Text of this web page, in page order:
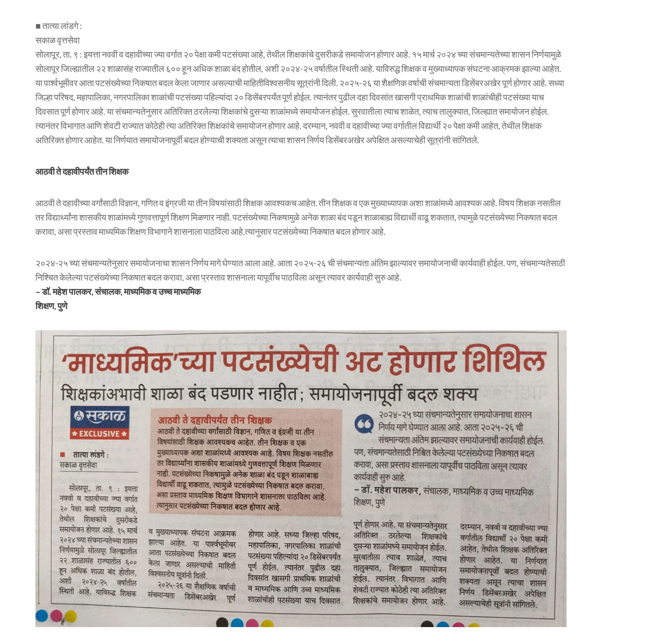
■ तात्या लांडगे :
सकाळ वृत्तसेवा
सोलापूर, ता. ९ : इयत्ता नववी व दहावीच्या ज्या वर्गात २० पेक्षा कमी पटसंख्या आहे, तेथील शिक्षकांचे दुसरीकडे समायोजन होणार आहे. १५ मार्च २०२४ च्या संचमान्यतेच्या शासन निर्णयामुळे
सोलापूर जिल्ह्यातील २२ शाळासंह राज्यातील ६०० हून अधिक शाळा बंद होतील, अशी २०२४-२५ वर्षातील स्थिती आहे. याविरुद्ध शिक्षक व मुख्याध्यापक संघटना आक्रमक झाल्या आहेत.
या पार्श्वभूमीवर आता पटसंख्येच्या निकषात बदल केला जाणार असल्याची माहितीविश्वसनीय सूत्रांनी दिली. २०२५-२६ या शैक्षणिक वर्षाची संचमान्यता डिसेंबरअखेर पूर्ण होणार आहे. सध्या
जिल्हा परिषद, महापालिका, नगरपालिका शाळांची पटसंख्या पहिल्यांदा २० डिसेंबरपर्यंत पूर्ण होईल. त्यानंतर पुढील दहा दिवसांत खासगी प्राथमिक शाळांची शाळांचीही पटसंख्या याच
दिवसात पूर्ण होणार आहे. या संचमान्यतेनुसार अतिरिक्त ठरलेल्या शिक्षकांचे दुसऱ्या शाळांमध्ये समायोजन होईल. सुरवातीला त्याच शाळेत, त्याच तालुक्यात, जिल्ह्यात समायोजन होईल.
त्यानंतर विभागात आणि शेवटी राज्यात कोठेही त्या अतिरिक्त शिक्षकांचे समायोजन होणार आहे. दरम्यान, नववी व दहावीच्या ज्या वर्गातील विद्यार्थी २० पेक्षा कमी आहेत, तेथील शिक्षक
अतिरिक्त होणार आहेत. या निर्णयात समायोजनापूर्वी बदल होण्याची शक्यता असून त्याचा शासन निर्णय डिसेंबरअखेर अपेक्षित असल्याचेही सूत्रांनी सांगितले.
आठवी ते दहावीपर्यंत तीन शिक्षक
आठवी ते दहावीच्या वर्गांसाठी विज्ञान, गणित व इंग्रजी या तीन विषयांसाठी शिक्षक आवश्यकच आहेत. तीन शिक्षक व एक मुख्याध्यापक अशा शाळांमध्ये आवश्यक आहे. विषय शिक्षक नसतील
तर विद्यार्थ्यांना शासकीय शाळांमध्ये गुणवत्तापूर्ण शिक्षण मिळणार नाही. पटसंख्येच्या निकषामुळे अनेक शाळा बंद पडून शाळाबाह्य विद्यार्थी वाढू शकतात, त्यामुळे पटसंख्येच्या निकषात बदल
करावा, असा प्रस्ताव माध्यमिक शिक्षण विभागाने शासनाला पाठविला आहे.त्यानुसार पटसंख्येच्या निकषात बदल होणार आहे.
२०२४-२५ च्या संचमान्यतेनुसार समायोजनाचा शासन निर्णय मागे घेण्यात आला आहे. आता २०२५-२६ ची संचमान्यता अंतिम झाल्यावर समायोजनाची कार्यवाही होईल. पण, संचमान्यतेसाठी
निश्चित केलेल्या पटसंख्येच्या निकषात बदल करावा, असा प्रस्ताव शासनाला यापूर्वीच पाठविला असून त्यावर कार्यवाही सुरु आहे.
– डॉ. महेश पालकर, संचालक, माध्यमिक व उच्च माध्यमिक
शिक्षण, पुणे